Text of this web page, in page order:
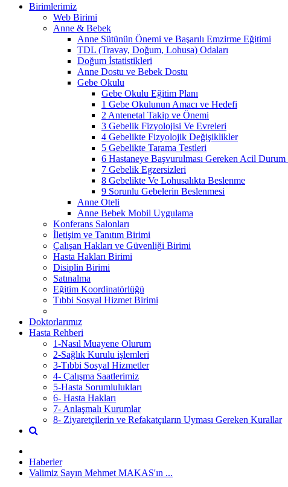
Birimlerimiz
Web Birimi
Anne & Bebek
Anne Sütünün Önemi ve Başarılı Emzirme Eğitimi
TDL (Travay, Doğum, Lohusa) Odaları
Doğum İstatistikleri
Anne Dostu ve Bebek Dostu
Gebe Okulu
Gebe Okulu Eğitim Planı
1 Gebe Okulunun Amacı ve Hedefi
2 Antenetal Takip ve Önemi
3 Gebelik Fizyolojisi Ve Evreleri
4 Gebelikte Fizyolojik Değişiklikler
5 Gebelikte Tarama Testleri
6 Hastaneye Başvurulması Gereken Acil
7 Gebelik Egzersizleri
8 Gebelikte Ve Lohusalıkta Beslenme
9 Sorunlu Gebelerin Beslenmesi
Anne Oteli
Anne Bebek Mobil Uygulama
Konferans Salonları
İletişim ve Tanıtım Birimi
Çalışan Hakları ve Güvenliği Birimi
Hasta Hakları Birimi
Disiplin Birimi
Satınalma
Eğitim Koordinatörlüğü
Tıbbi Sosyal Hizmet Birimi
Doktorlarımız
Hasta Rehberi
1-Nasıl Muayene Olurum
2-Sağlık Kurulu işlemleri
3-Tıbbi Sosyal Hizmetler
4- Çalışma Saatlerimiz
5-Hasta Sorumlulukları
6- Hasta Hakları
7- Anlaşmalı Kurumlar
8- Ziyaretçilerin ve Refakatçıların Uyması Gereken Kurallar
Haberler
Valimiz Sayın Mehmet MAKAS'ın ...